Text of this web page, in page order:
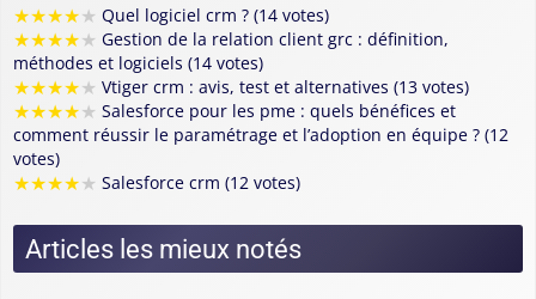
★★★★★ Quel logiciel crm ? (14 votes)
★★★★★ Gestion de la relation client grc : définition,
méthodes et logiciels (14 votes)
★★★★★ Vtiger crm : avis, test et alternatives (13 votes)
★★★★★ Salesforce pour les pme : quels bénéfices et
comment réussir le paramétrage et l’adoption en équipe ? (12
votes)
★★★★★ Salesforce crm (12 votes)
Articles les mieux notés